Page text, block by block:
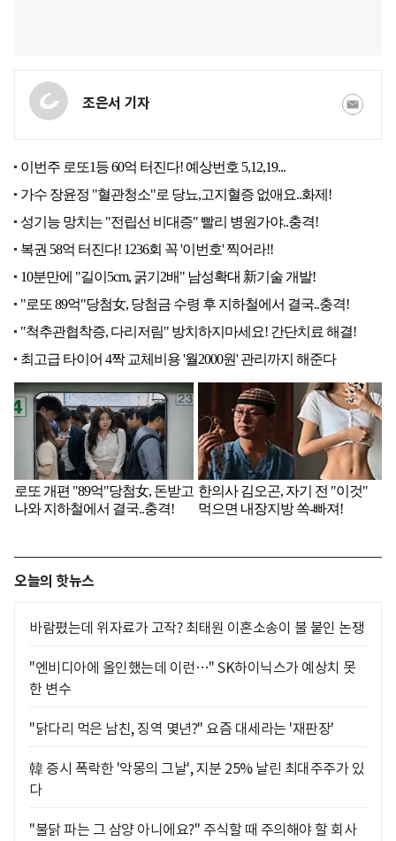
조은서 기자
오늘의 핫뉴스
바람폈는데 위자료가 고작? 최태원 이혼소송이 불 붙인 논쟁
"엔비디아에 올인했는데 이런…" SK하이닉스가 예상치 못
한 변수
"닭다리 먹은 남친, 징역 몇년?" 요즘 대세라는 '재판장'
韓 증시 폭락한 '악몽의 그날', 지분 25% 날린 최대주주가 있
다
"불닭 파는 그 삼양 아니에요?" 주식할 때 주의해야 할 회사